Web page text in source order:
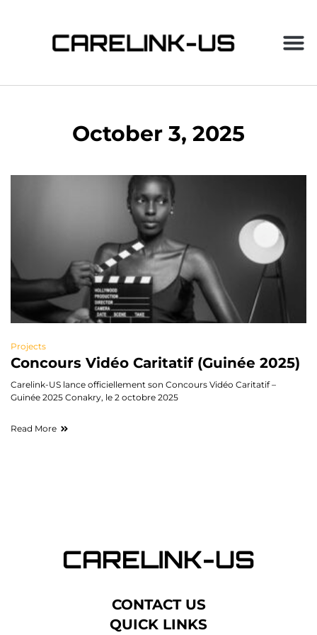
October 3, 2025
Projects
Concours Vidéo Caritatif (Guinée 2025)
Carelink-US lance officiellement son Concours Vidéo Caritatif –
Guinée 2025 Conakry, le 2 octobre 2025
Read More
CONTACT US
QUICK LINKS